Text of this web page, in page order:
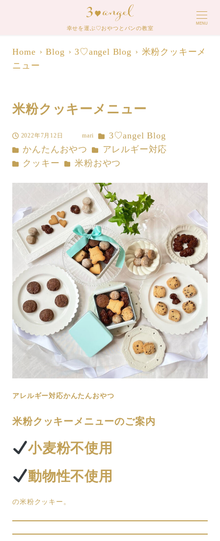
幸せを運ぶ♡おやつとパンの教室
MENU
Home Blog 3♡angel Blog
米粉クッキーメ
ニュー
米粉クッキーメニュー
投稿日
2022年7月12日
者
mari カテゴリー
3♡angel Blog
カテゴリー
かんたんおやつ カテゴリー
アレルギー対応
カテゴリー
クッキー カテゴリー
米粉おやつ
アレルギー対応かんたんおやつ
米粉クッキーメニューのご案内
小麦粉不使用
動物性不使用
の米粉クッキー。